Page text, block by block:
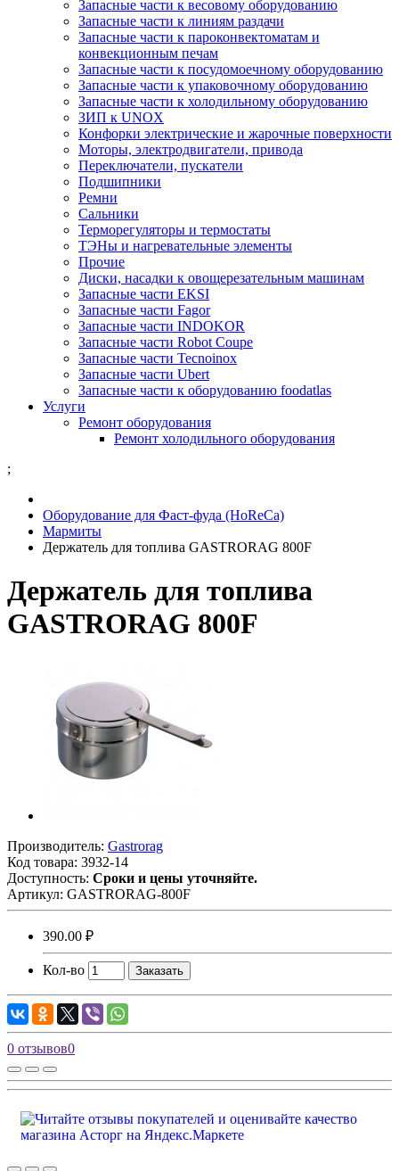
Запасные части к весовому оборудованию
Запасные части к линиям раздачи
Запасные части к пароконвектоматам и
конвекционным печам
Запасные части к посудомоечному оборудованию
Запасные части к упаковочному оборудованию
Запасные части к холодильному оборудованию
ЗИП к UNOX
Конфорки электрические и жарочные поверхности
Моторы, электродвигатели, привода
Переключатели, пускатели
Подшипники
Ремни
Сальники
Терморегуляторы и термостаты
ТЭНы и нагревательные элементы
Прочие
Диски, насадки к овощерезательным машинам
Запасные части EKSI
Запасные части Fagor
Запасные части INDOKOR
Запасные части Robot Coupe
Запасные части Tecnoinox
Запасные части Ubert
Запасные части к оборудованию foodatlas
Услуги
Ремонт оборудования
Ремонт холодильного оборудования
;
Оборудование для Фаст-фуда (HoReCa)
Мармиты
Держатель для топлива GASTRORAG 800F
Держатель для топлива
GASTRORAG 800F
Производитель: Gastrorag
Код товара: 3932-14
Доступность: Сроки и цены уточняйте.
Артикул: GASTRORAG-800F
390.00 ₽
Кол-во Заказать
0 отзывов0